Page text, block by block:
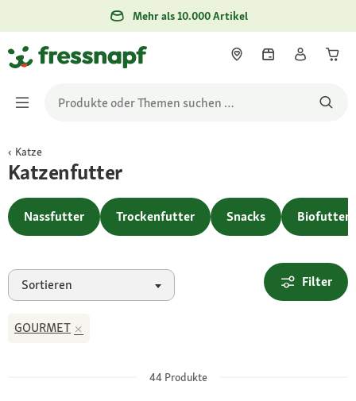
Mehr als 10.000 Artikel
Katze
Katzenfutter
Nassfutter Trockenfutter Snacks Biofutter
Sortieren Filter
GOURMET
44Produkte